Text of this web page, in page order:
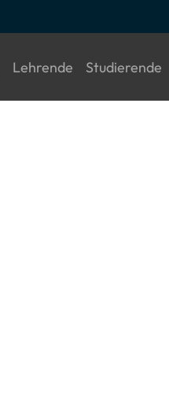
(current)
Lehrende (current)
Studierende